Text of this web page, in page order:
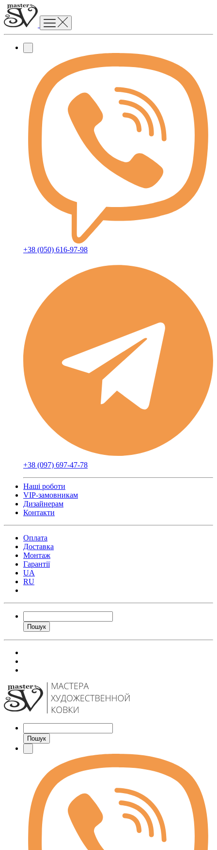
+38 (050) 616-97-98
+38 (097) 697-47-78
Наші роботи
VIP-замовникам
Дизайнерам
Контакти
Оплата
Доставка
Монтаж
Гарантії
UA
RU
Пошук
Пошук